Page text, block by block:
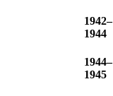
1942–
1944
1944–
1945